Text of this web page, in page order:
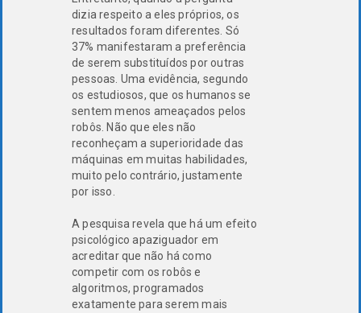
dizia respeito a eles próprios, os
resultados foram diferentes. Só
37% manifestaram a preferência
de serem substituídos por outras
pessoas. Uma evidência, segundo
os estudiosos, que os humanos se
sentem menos ameaçados pelos
robôs. Não que eles não
reconheçam a superioridade das
máquinas em muitas habilidades,
muito pelo contrário, justamente
por isso.
A pesquisa revela que há um efeito
psicológico apaziguador em
acreditar que não há como
competir com os robôs e
algoritmos, programados
exatamente para serem mais